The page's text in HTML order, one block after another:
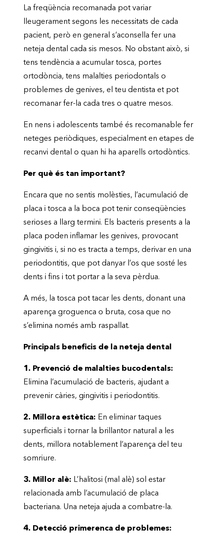
La freqüència recomanada pot variar
lleugerament segons les necessitats de cada
pacient, però en general s’aconsella fer una
neteja dental cada sis mesos. No obstant això, si
tens tendència a acumular tosca, portes
ortodòncia, tens malalties periodontals o
problemes de genives, el teu dentista et pot
recomanar fer-la cada tres o quatre mesos.
En nens i adolescents també és recomanable fer
neteges periòdiques, especialment en etapes de
recanvi dental o quan hi ha aparells ortodòntics.
Per què és tan important?
Encara que no sentis molèsties, l’acumulació de
placa i tosca a la boca pot tenir conseqüències
serioses a llarg termini. Els bacteris presents a la
placa poden inflamar les genives, provocant
gingivitis i, si no es tracta a temps, derivar en una
periodontitis, que pot danyar l’os que sosté les
dents i fins i tot portar a la seva pèrdua.
A més, la tosca pot tacar les dents, donant una
aparença groguenca o bruta, cosa que no
s’elimina només amb raspallat.
Principals beneficis de la neteja dental
1. Prevenció de malalties bucodentals:
Elimina l’acumulació de bacteris, ajudant a
prevenir càries, gingivitis i periodontitis.
2. Millora estètica: En eliminar taques
superficials i tornar la brillantor natural a les
dents, millora notablement l’aparença del teu
somriure.
3. Millor alè: L’halitosi (mal alè) sol estar
relacionada amb l’acumulació de placa
bacteriana. Una neteja ajuda a combatre-la.
4. Detecció primerenca de problemes: